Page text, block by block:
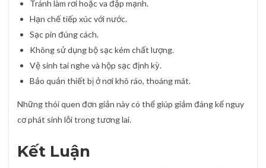
Tránh làm rơi hoặc va đập mạnh.
Hạn chế tiếp xúc với nước.
Sạc pin đúng cách.
Không sử dụng bộ sạc kém chất lượng.
Vệ sinh tai nghe và hộp sạc định kỳ.
Bảo quản thiết bị ở nơi khô ráo, thoáng mát.
Những thói quen đơn giản này có thể giúp giảm đáng kể nguy
cơ phát sinh lỗi trong tương lai.
Kết Luận